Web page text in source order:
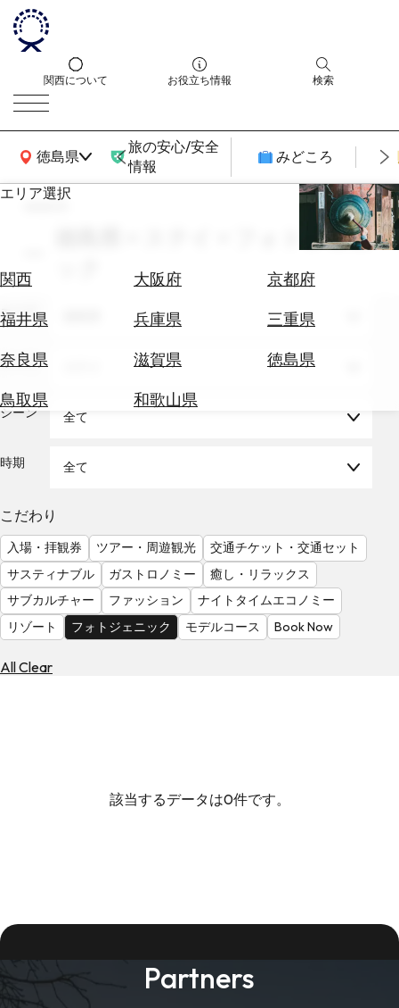
関西について お役立ち情報 検索
徳島県
関西広域MAP
旅の安心/安全
情報
みどころ
エリア選択
関西 大阪府
京都府
福井県
兵庫県
三重県
奈良県
滋賀県
徳島県
鳥取県
和歌山県
エ
券
テ
を
る
気
を
見
る
search
徳島県 × ステイ × フォトジェニ
エリア
テーマ
シーン 全て
時期 全て
こだわり
入場・拝観券 ツアー・周遊観光
交通チケット・交通セット
サスティナブル
ガストロノミー
癒し・リラックス
サブカルチャー
ファッション
ナイトタイムエコノミー
リゾート
フォトジェニック モデルコース Book Now
All Clear
該当するデータは0件です。
Partners